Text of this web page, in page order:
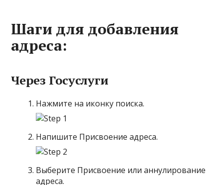
Шаги для добавления
адреса:
Через Госуслуги
Нажмите на иконку поиска.
Напишите Присвоение адреса.
Выберите Присвоение или аннулирование
адреса.